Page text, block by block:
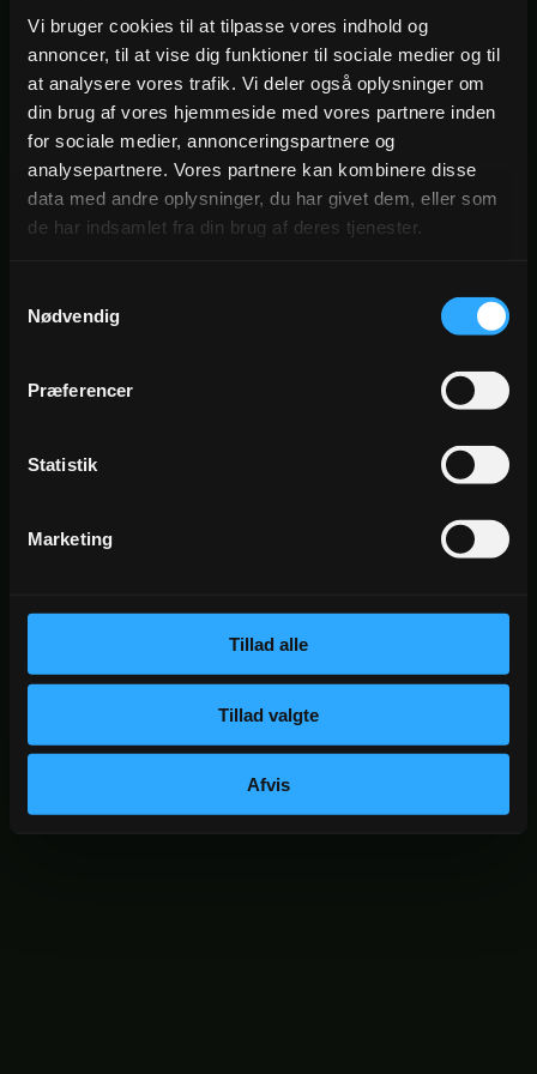
Vi bruger cookies til at tilpasse vores indhold og
annoncer, til at vise dig funktioner til sociale medier og til
at analysere vores trafik. Vi deler også oplysninger om
din brug af vores hjemmeside med vores partnere inden
for sociale medier, annonceringspartnere og
analysepartnere. Vores partnere kan kombinere disse
data med andre oplysninger, du har givet dem, eller som
de har indsamlet fra din brug af deres tjenester.
Nødvendig
Præferencer
Statistik
Marketing
Tillad alle
Tillad valgte
Afvis
mølle
indbakke
Eksklusive
tilbud
på ophold + show-pakker fra
Arnbjerg
Tilmeld dignyhedsbrevet